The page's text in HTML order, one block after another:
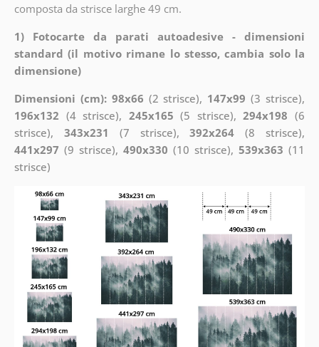
composta da strisce larghe 49 cm.
1) Fotocarte da parati autoadesive - dimensioni
standard (il motivo rimane lo stesso, cambia solo la
dimensione)
Dimensioni (cm): 98x66 (2 strisce), 147x99 (3 strisce),
196x132 (4 strisce), 245x165 (5 strisce),294x198 (6
strisce), 343x231 (7 strisce),392x264 (8 strisce),
441x297 (9 strisce), 490x330 (10 strisce),539x363 (11
strisce)